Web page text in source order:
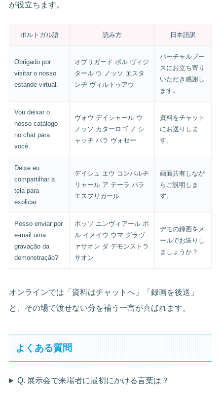
が役立ちます。
ポルトガル語 読み方 日本語訳
Obrigado por
visitar o nosso
estande virtual.
オブリガード ポル ヴィジ
タール ウ ノッソ エスタ
ンヂ ヴィルトゥアウ
バーチャルブー
スにお立ち寄り
いただき感謝し
ます。
Vou deixar o
nosso catálogo
no chat para
você.
ヴォウ デイシャール ウ
ノッソ カターロゴ ノ シ
ャッチ パラ ヴォセー
資料をチャット
にお送りしま
す。
Deixe eu
compartilhar a
tela para
explicar.
デイシュ エウ コンパルチ
リャール ア テーラ パラ
エスプリカール
画面共有しなが
らご説明しま
す。
Posso enviar por
e-mail uma
gravação da
demonstração?
ポッソ エンヴィアール ポ
ル イメイウ ウマ グラヴ
ァサオン ダ デモンストラ
サオン
デモの録画をメ
ールでお送りし
ましょうか？
オンラインでは「資料はチャットへ」「録画を後送」
と、その場で渡せない分を補う一言が喜ばれます。
よくある質問
Q. 展示会で来場者に最初にかける言葉は？